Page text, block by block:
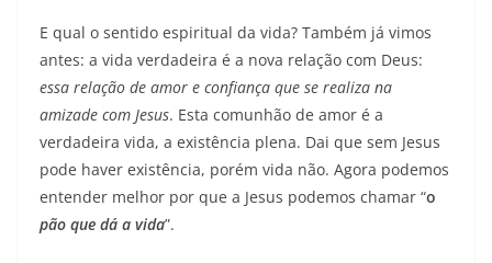
E qual o sentido espiritual da vida? Também já vimos
antes: a vida verdadeira é a nova relação com Deus:
essa relação de amor e confiança que se realiza na
amizade com Jesus. Esta comunhão de amor é a
verdadeira vida, a existência plena. Dai que sem Jesus
pode haver existência, porém vida não. Agora podemos
entender melhor por que a Jesus podemos chamar “o
pão que dá a vida”.